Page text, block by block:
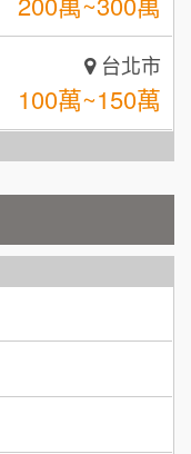
屏東縣
100萬 ~ 200萬
屏東縣
100萬~200萬
台北
100萬 ~150萬
新北市